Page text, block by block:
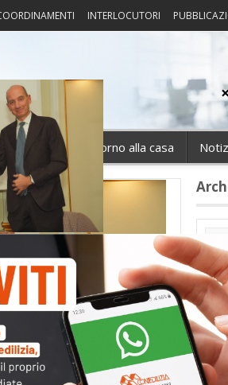
INTERLOCUTORI
Portierato Intorno alla casa